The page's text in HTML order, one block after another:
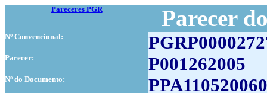
Pareceres PGR Parecer
Nº Convencional:
Parecer: P001262005
Nº do Documento: